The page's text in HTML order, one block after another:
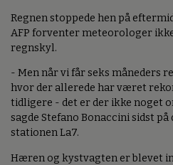
Regnen stoppede hen på
AFP forventer meteorologer
regnskyl.
- Men når vi får seks måneders
hvor der allerede har været
tidligere - det er der ikke noget
sagde Stefano Bonaccini sidst
stationen La7.
Hæren og kystvagten er blevet